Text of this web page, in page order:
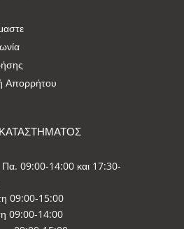
Απορρήτου
09:00-14:00 και 17:30-
09:00-15:00
09:00-14:00